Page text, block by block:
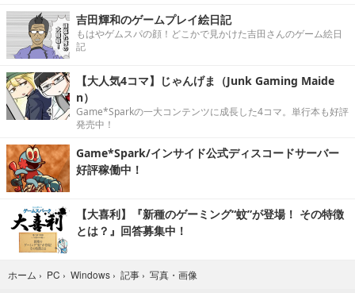
吉田輝和のゲームプレイ絵日記
もはやゲムスパの顔！どこかで見かけた吉田さんのゲーム絵日
記
【大人気4コマ】じゃんげま（Junk Gaming Maide
n）
Game*Sparkの一大コンテンツに成長した4コマ。単行本も好評
発売中！
Game*Spark/インサイド公式ディスコードサーバー
好評稼働中！
【大喜利】『新種のゲーミング“蚊”が登場！ その特徴
とは？』回答募集中！
ホーム › PC › Windows › 記事 › 写真・画像